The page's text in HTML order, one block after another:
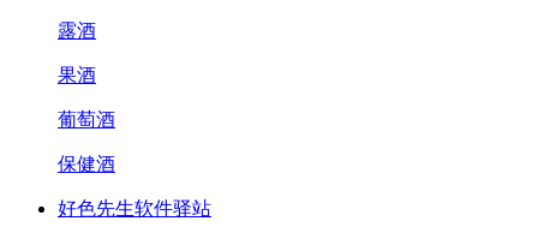
露酒
果酒
葡萄酒
保健酒
好色先生软件驿站